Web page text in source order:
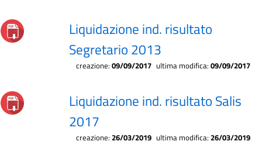
Liquidazione ind. risultato
Segretario 2013
creazione: 09/09/2017 ultima modifica: 09/09/2017
Liquidazione ind. risultato Salis
2017
creazione: 26/03/2019 ultima modifica: 26/03/2019